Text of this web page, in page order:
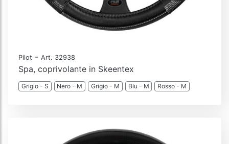
Pilot - Art. 32938
Spa, coprivolante in Skeentex
Grigio - S Nero - M Grigio - M Blu - M Rosso - M